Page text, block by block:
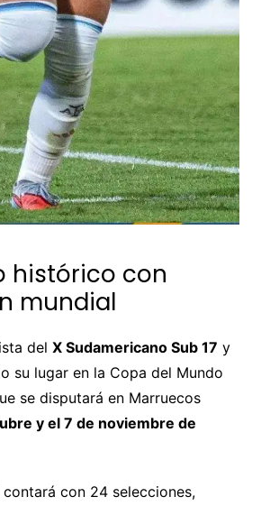
histórico con
mundial
del X Sudamericano Sub 17 y
su lugar en la Copa del Mundo
se disputará en Marruecos
y el 7 de noviembre de
con 24 selecciones,